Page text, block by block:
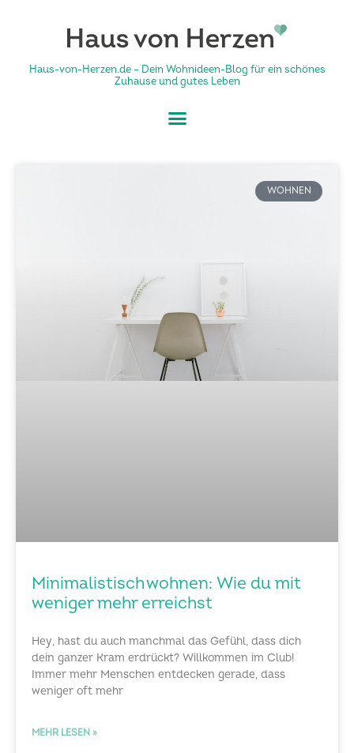
Haus-von-Herzen.de – Dein Wohnideen-Blog für ein schönes
Zuhause und gutes Leben
WOHNEN
Minimalistisch wohnen: Wie du mit
weniger mehr erreichst
Hey, hast du auch manchmal das Gefühl, dass dich
dein ganzer Kram erdrückt? Willkommen im Club!
Immer mehr Menschen entdecken gerade, dass
weniger oft mehr
MEHR LESEN »